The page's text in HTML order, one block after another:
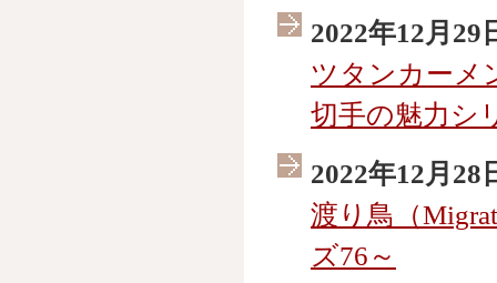
2022年12月29
ツタンカーメ
切手の魅力シ
2022年12月28
渡り鳥（
ズ76～